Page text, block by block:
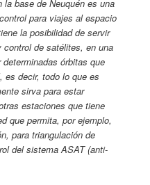
base de Neuquén es una
para viajes al espacio
la posibilidad de servir
de satélites, en una
órbitas que
es decir, todo lo que es
sirva para estar
estaciones que tiene
que permita, por ejemplo,
para triangulación de
del sistema ASAT (anti-